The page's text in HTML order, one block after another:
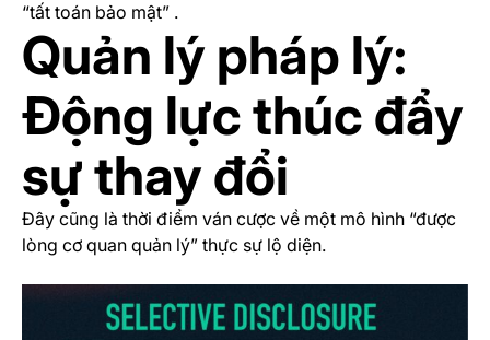
“tất toán bảo mật” .
Quản lý pháp lý:
Động lực thúc đẩy
sự thay đổi
Đây cũng là thời điểm ván cược về một mô hình “được
lòng cơ quan quản lý” thực sự lộ diện.